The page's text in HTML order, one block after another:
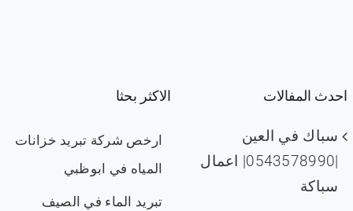
احدث المفالات
سباك في العين
|0543578990| اعمال
سباكة
الاكثر بحثا
ارخص شركة تبريد خزانات
المياه في ابوظبي
تبريد الماء في الصيف